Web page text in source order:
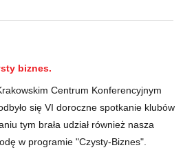
biznes.
Centrum Konferencyjnym
się VI doroczne spotkanie klubów
tym brała udział również nasza
w programie "Czysty-Biznes".